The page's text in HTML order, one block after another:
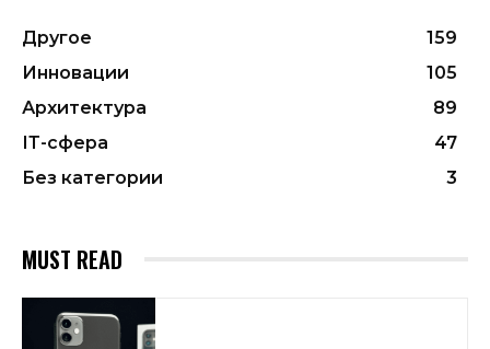
Другое
159
Инновации
105
Архитектура
89
ІТ-сфера
47
Без категории
3
MUST READ